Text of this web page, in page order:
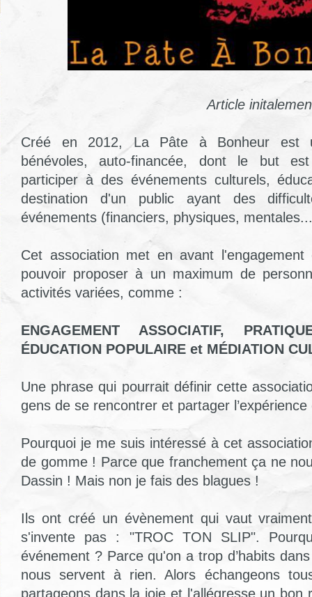
Article
Créé en 2012, La Pâte à Bonheur est
bénévoles, auto-financée, dont le but
participer à des événements culturels,
destination d'un public ayant des
événements (financiers, physiques,
Cet association met en avant l'engagement
pouvoir proposer à un maximum de
activités variées, comme :
ENGAGEMENT ASSOCIATIF,
ÉDUCATION POPULAIRE et MÉDIATION
Une phrase qui pourrait définir cette
gens de se rencontrer et partager
Pourquoi je me suis intéressé à cet
de gomme ! Parce que franchement ça ne
Dassin ! Mais non je fais des blagues !
Ils ont créé un évènement qui vaut
s'invente pas : "TROC TON SLIP".
événement ? Parce qu'on a trop d’habits
nous servent à rien. Alors échangeons
partageons dans la joie et l'allégresse un bon